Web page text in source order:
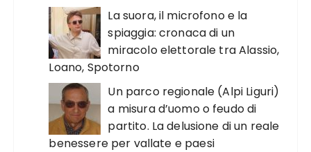
La suora, il microfono e la
spiaggia: cronaca di un
miracolo elettorale tra Alassio,
Loano, Spotorno
Un parco regionale (Alpi Liguri)
a misura d’uomo o feudo di
partito. La delusione di un reale
benessere per vallate e paesi